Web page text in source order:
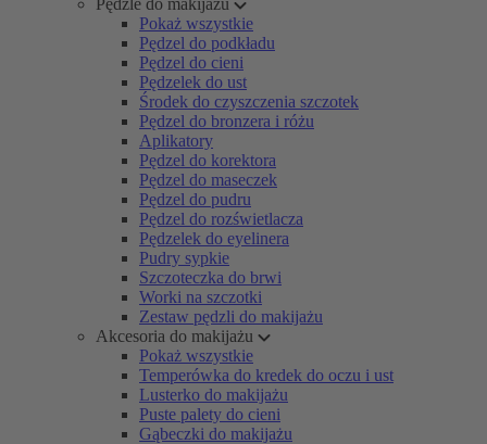
Pędzle do makijażu
Pokaż wszystkie
Pędzel do podkładu
Pędzel do cieni
Pędzelek do ust
Środek do czyszczenia szczotek
Pędzel do bronzera i różu
Aplikatory
Pędzel do korektora
Pędzel do maseczek
Pędzel do pudru
Pędzel do rozświetlacza
Pędzelek do eyelinera
Pudry sypkie
Szczoteczka do brwi
Worki na szczotki
Zestaw pędzli do makijażu
Akcesoria do makijażu
Pokaż wszystkie
Temperówka do kredek do oczu i ust
Lusterko do makijażu
Puste palety do cieni
Gąbeczki do makijażu